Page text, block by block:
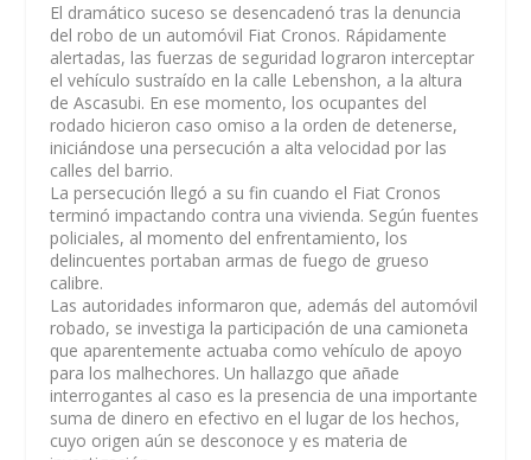
El dramático suceso se desencadenó tras la denuncia
del robo de un automóvil Fiat Cronos. Rápidamente
alertadas, las fuerzas de seguridad lograron interceptar
el vehículo sustraído en la calle Lebenshon, a la altura
de Ascasubi. En ese momento, los ocupantes del
rodado hicieron caso omiso a la orden de detenerse,
iniciándose una persecución a alta velocidad por las
calles del barrio.
La persecución llegó a su fin cuando el Fiat Cronos
terminó impactando contra una vivienda. Según fuentes
policiales, al momento del enfrentamiento, los
delincuentes portaban armas de fuego de grueso
calibre.
Las autoridades informaron que, además del automóvil
robado, se investiga la participación de una camioneta
que aparentemente actuaba como vehículo de apoyo
para los malhechores. Un hallazgo que añade
interrogantes al caso es la presencia de una importante
suma de dinero en efectivo en el lugar de los hechos,
cuyo origen aún se desconoce y es materia de